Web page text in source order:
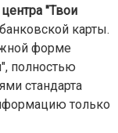
"Твои
карты.
форме
полностью
стандарта
только